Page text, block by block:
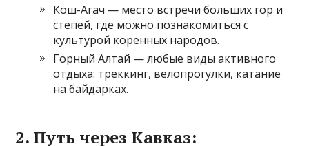
Кош-Агач — место встречи больших гор и
степей, где можно познакомиться с
культурой коренных народов.
Горный Алтай — любые виды активного
отдыха: треккинг, велопрогулки, катание
на байдарках.
2. Путь через Кавказ: